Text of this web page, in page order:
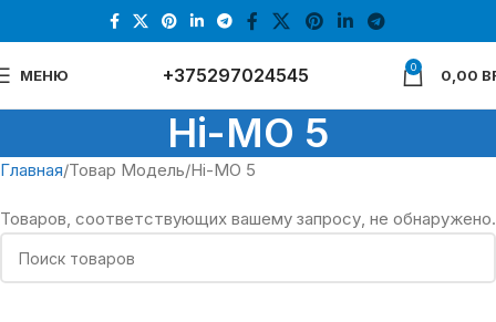
МЕНЮ +375297024545 0 0,00
Hi-MO 5
Главная Товар Модель Hi-MO 5
Товаров, соответствующих вашему запросу, не обнаружено.